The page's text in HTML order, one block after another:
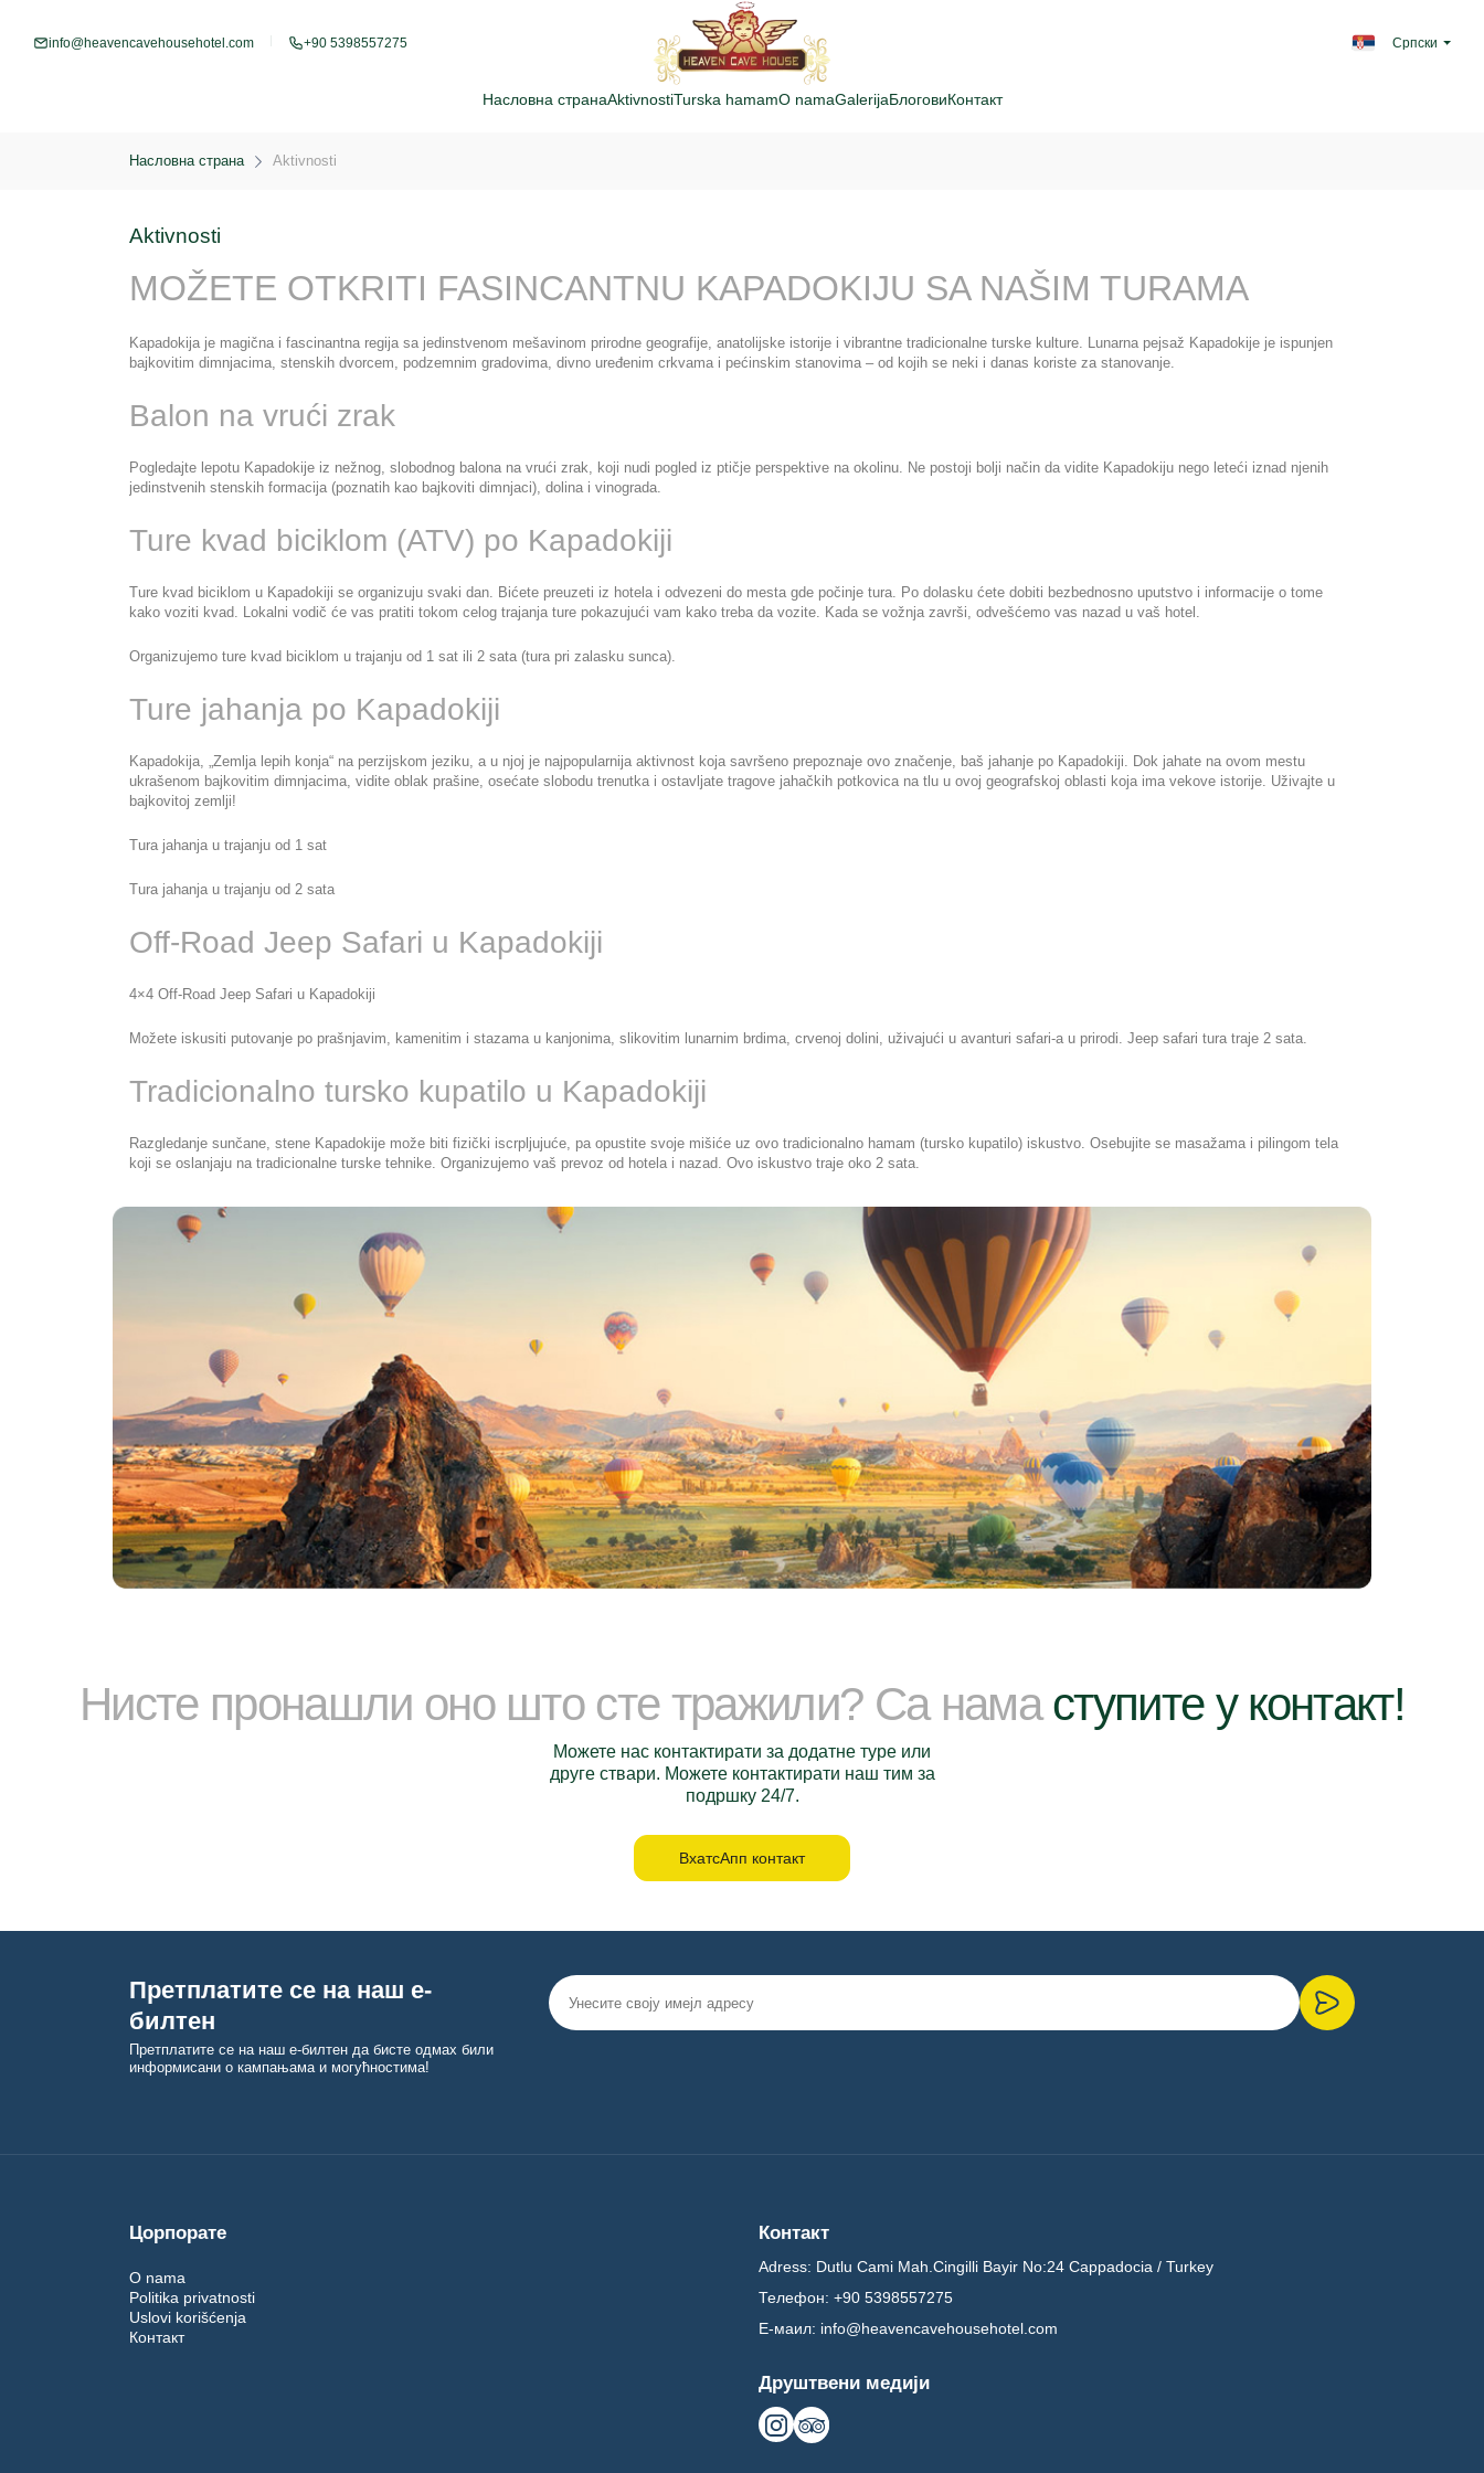
info@heavencavehousehotel.com +90 5398557275 Српски
Насловна странаAktivnostiTurska hamamO namaGalerijaБлоговиКонтакт
Насловна страна Aktivnosti
Aktivnosti
MOŽETE OTKRITI FASINCANTNU KAPADOKIJU SA NAŠIM TURAMA
Kapadokija je magična i fascinantna regija sa jedinstvenom mešavinom prirodne geografije, anatolijske istorije i vibrantne tradicionalne turske kulture. Lunarna pejsaž Kapadokije je ispunjen
bajkovitim dimnjacima, stenskih dvorcem, podzemnim gradovima, divno uređenim crkvama i pećinskim stanovima – od kojih se neki i danas koriste za stanovanje.
Balon na vrući zrak
Pogledajte lepotu Kapadokije iz nežnog, slobodnog balona na vrući zrak, koji nudi pogled iz ptičje perspektive na okolinu. Ne postoji bolji način da vidite Kapadokiju nego leteći iznad njenih
jedinstvenih stenskih formacija (poznatih kao bajkoviti dimnjaci), dolina i vinograda.
Ture kvad biciklom (ATV) po Kapadokiji
Ture kvad biciklom u Kapadokiji se organizuju svaki dan. Bićete preuzeti iz hotela i odvezeni do mesta gde počinje tura. Po dolasku ćete dobiti bezbednosno uputstvo i informacije o tome
kako voziti kvad. Lokalni vodič će vas pratiti tokom celog trajanja ture pokazujući vam kako treba da vozite. Kada se vožnja završi, odvešćemo vas nazad u vaš hotel.
Organizujemo ture kvad biciklom u trajanju od 1 sat ili 2 sata (tura pri zalasku sunca).
Ture jahanja po Kapadokiji
Kapadokija, „Zemlja lepih konja“ na perzijskom jeziku, a u njoj je najpopularnija aktivnost koja savršeno prepoznaje ovo značenje, baš jahanje po Kapadokiji. Dok jahate na ovom mestu
ukrašenom bajkovitim dimnjacima, vidite oblak prašine, osećate slobodu trenutka i ostavljate tragove jahačkih potkovica na tlu u ovoj geografskoj oblasti koja ima vekove istorije. Uživajte u
bajkovitoj zemlji!
Tura jahanja u trajanju od 1 sat
Tura jahanja u trajanju od 2 sata
Off-Road Jeep Safari u Kapadokiji
4×4 Off-Road Jeep Safari u Kapadokiji
Možete iskusiti putovanje po prašnjavim, kamenitim i stazama u kanjonima, slikovitim lunarnim brdima, crvenoj dolini, uživajući u avanturi safari-a u prirodi. Jeep safari tura traje 2 sata.
Tradicionalno tursko kupatilo u Kapadokiji
Razgledanje sunčane, stene Kapadokije može biti fizički iscrpljujuće, pa opustite svoje mišiće uz ovo tradicionalno hamam (tursko kupatilo) iskustvo. Osebujite se masažama i pilingom tela
koji se oslanjaju na tradicionalne turske tehnike. Organizujemo vaš prevoz od hotela i nazad. Ovo iskustvo traje oko 2 sata.
Нисте пронашли оно што сте тражили? Са намаступите у контакт!
Можете нас контактирати за додатне туре или
друге ствари. Можете контактирати наш тим за
подршку 24/7.
ВхатсАпп контакт
Претплатите се на наш е-
билтен
Претплатите се на наш е-билтен да бисте одмах били
информисани о кампањама и могућностима!
Цорпорате
O nama
Politika privatnosti
Uslovi korišćenja
Контакт
Контакт
Adress: Dutlu Cami Mah.Cingilli Bayir No:24 Cappadocia / Turkey
Телефон: +90 5398557275
Е-маил: info@heavencavehousehotel.com
Друштвени медији